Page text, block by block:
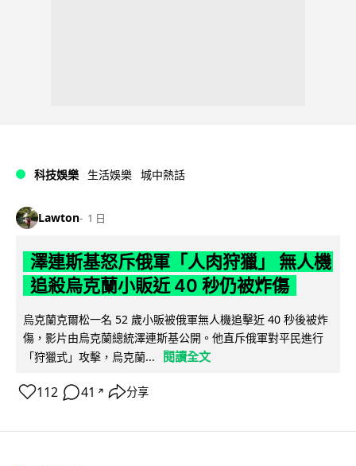
科技娛樂 生活娛樂 城中熱話
Lawton 1 日
澤連斯基怒斥俄軍「人肉狩獵」 無人機
追殺烏克蘭小販近 40 秒仍被炸傷
烏克蘭克爾松一名 52 歲小販被俄軍無人機追擊近 40 秒後被炸
傷，影片由烏克蘭總統澤連斯基公開。他直斥俄軍對平民進行
「狩獵式」攻擊，烏克蘭...
閱讀全文
112 41 ↗ 分享